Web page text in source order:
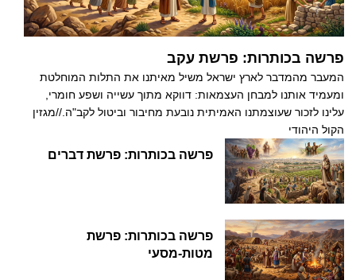
פרשה בכותרות: פרשת עקב
המעבר מהמדבר לארץ ישראל משיל מאיתנו את התלות המוחלטת
ומעמיד אותנו למבחן העצמאות: דווקא מתוך עשייה ושפע חומרי,
עלינו לזכור שעוצמתנו האמיתית נובעת מחיבור וביטול לקב"ה.//מגזין
הקול היהודי
פרשה בכותרות: פרשת דברים
פרשה בכותרות: פרשת
מטות-מסעי